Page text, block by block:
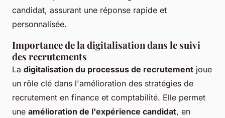
candidat, assurant une réponse rapide et
personnalisée.
Importance de la digitalisation dans le suivi
des recrutements
La digitalisation du processus de recrutement joue
un rôle clé dans l'amélioration des stratégies de
recrutement en finance et comptabilité. Elle permet
une amélioration de l'expérience candidat, en